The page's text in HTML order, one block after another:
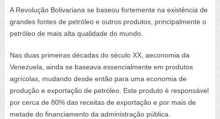
A Revolução Bolivariana se baseou fortemente na existência de
grandes fontes de petróleo e outros produtos, principalmente o
petróleo de mais alta qualidade do mundo.
Nas duas primeiras décadas do século XX, aeconomia da
Venezuela, ainda se baseava essencialmente em produtos
agrícolas, mudando desde então para uma economia de
produção e exportação de petróleo. Este produto é responsável
por cerca de 80% das receitas de exportação e por mais de
metade do financiamento da administração pública.